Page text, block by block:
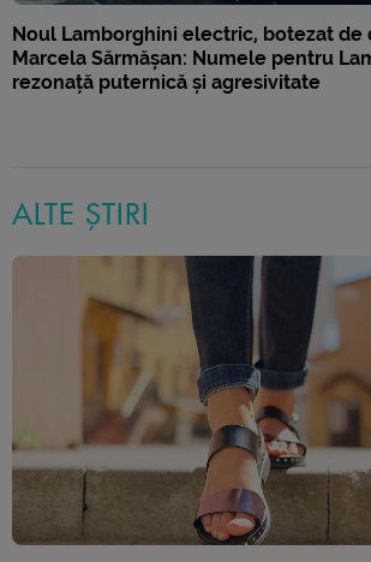
Noul Lamborghini electric, botezat de
Marcela Sărmășan: Numele pentru
rezonață puternică și agresivitate
ALTE ȘTIRI